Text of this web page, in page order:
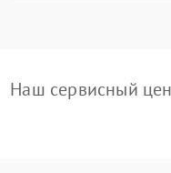
Наш сервисный